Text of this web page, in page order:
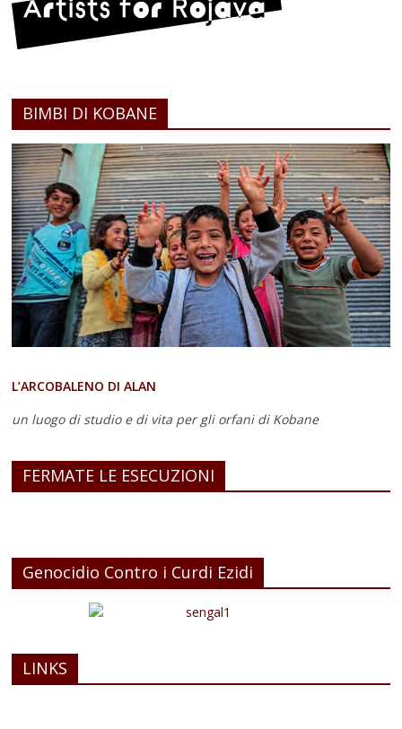
BIMBI DI KOBANE
L’ARCOBALENO DI ALAN
un luogo di studio e di vita per gli orfani di Kobane
FERMATE LE ESECUZIONI
Genocidio Contro i Curdi Ezidi
LINKS